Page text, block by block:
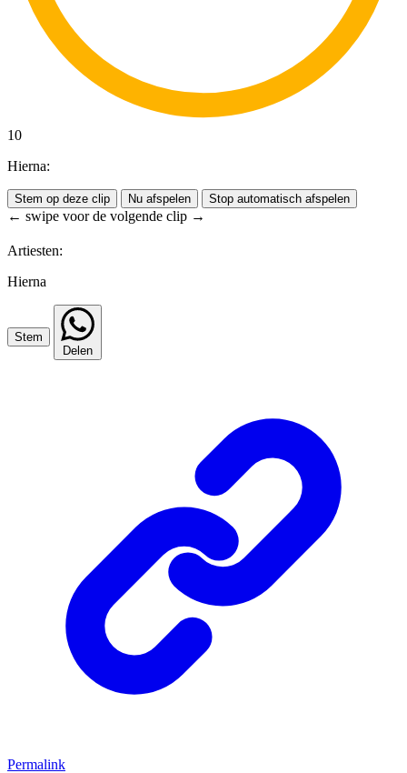
10
Hierna:
Stem op deze clip Nu afspelen Stop automatisch afspelen
← swipe voor de volgende clip →
Artiesten:
Hierna
Stem
Delen
Permalink